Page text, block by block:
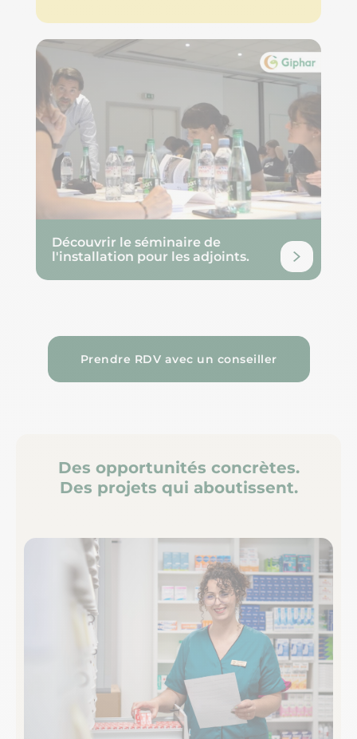
Découvrir le séminaire de
l'installation pour les adjoints.
Prendre RDV avec un conseiller
Des opportunités concrètes.
Des projets qui aboutissent.